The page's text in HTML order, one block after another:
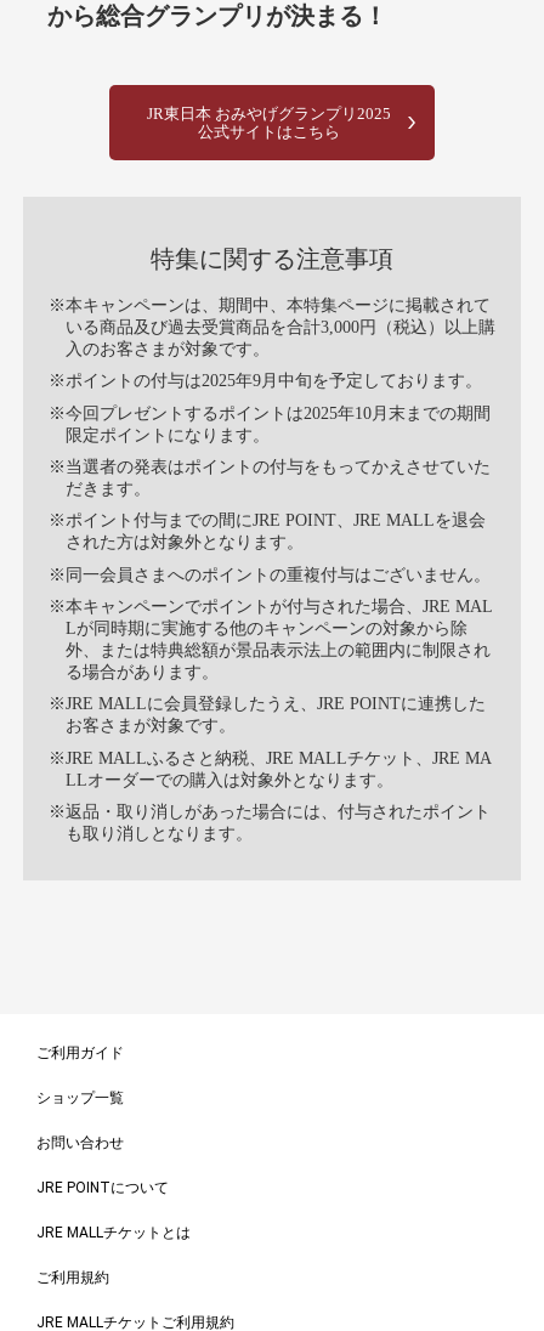
から総合グランプリが決まる！
JR東日本 おみやげグランプリ2025
公式サイトはこちら
特集に関する注意事項
※本キャンペーンは、期間中、本特集ページに掲載されて
いる商品及び過去受賞商品を合計3,000円（税込）以上購
入のお客さまが対象です。
※ポイントの付与は2025年9月中旬を予定しております。
※今回プレゼントするポイントは2025年10月末までの期間
限定ポイントになります。
※当選者の発表はポイントの付与をもってかえさせていた
だきます。
※ポイント付与までの間にJRE POINT、JRE MALLを退会
された方は対象外となります。
※同一会員さまへのポイントの重複付与はございません。
※本キャンペーンでポイントが付与された場合、JRE MAL
Lが同時期に実施する他のキャンペーンの対象から除
外、または特典総額が景品表示法上の範囲内に制限され
る場合があります。
※JRE MALLに会員登録したうえ、JRE POINTに連携した
お客さまが対象です。
※JRE MALLふるさと納税、JRE MALLチケット、JRE MA
LLオーダーでの購入は対象外となります。
※返品・取り消しがあった場合には、付与されたポイント
も取り消しとなります。
ご利用ガイド
ショップ一覧
お問い合わせ
JRE POINTについて
JRE MALLチケットとは
ご利用規約
JRE MALLチケットご利用規約